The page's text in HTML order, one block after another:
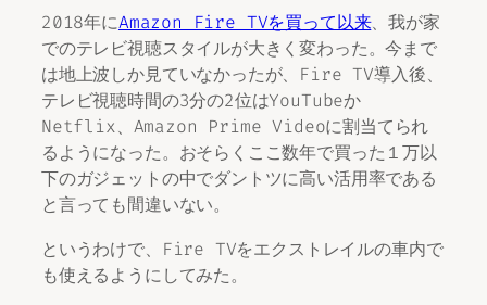
2018年にAmazon Fire TVを買って以来、我が家
でのテレビ視聴スタイルが大きく変わった。今まで
は地上波しか見ていなかったが、Fire TV導入後、
テレビ視聴時間の3分の2位はYouTubeか
Netflix、Amazon Prime Videoに割当てられ
るようになった。おそらくここ数年で買った１万以
下のガジェットの中でダントツに高い活用率である
と言っても間違いない。
というわけで、Fire TVをエクストレイルの車内で
も使えるようにしてみた。